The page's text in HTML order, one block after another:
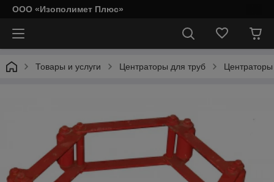
ООО «Изополимет Плюс»
Товары и услуги Центраторы для труб